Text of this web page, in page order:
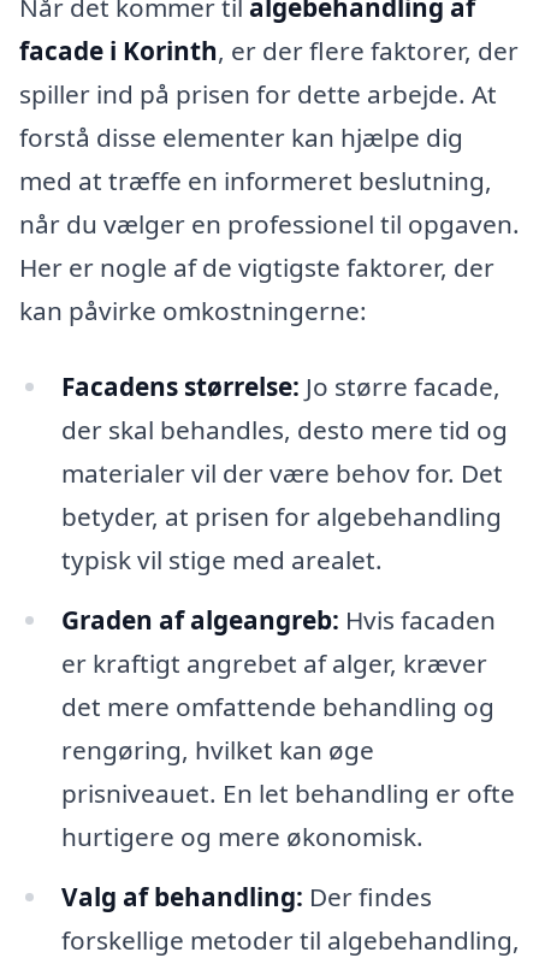
facade i Korinth, er der flere faktorer, der
spiller ind på prisen for dette arbejde. At
forstå disse elementer kan hjælpe dig
med at træffe en informeret beslutning,
når du vælger en professionel til opgaven.
Her er nogle af de vigtigste faktorer, der
kan påvirke omkostningerne:
Facadens størrelse: Jo større facade,
der skal behandles, desto mere tid og
materialer vil der være behov for. Det
betyder, at prisen for algebehandling
typisk vil stige med arealet.
Graden af algeangreb: Hvis facaden
er kraftigt angrebet af alger, kræver
det mere omfattende behandling og
rengøring, hvilket kan øge
prisniveauet. En let behandling er ofte
hurtigere og mere økonomisk.
Valg af behandling: Der findes
forskellige metoder til algebehandling,